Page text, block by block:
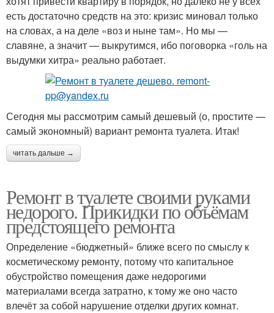
есть достаточно средств на это: кризис миновал только
на словах, а на деле «воз и ныне там». Но мы —
славяне, а значит — выкрутимся, ибо поговорка «голь на
выдумки хитра» реально работает.
Сегодня мы рассмотрим самый дешевый (о, простите —
самый экономный) вариант ремонта туалета. Итак!
читать дальше →
Ремонт в туалете своими руками
недорого. Прикидки по объёмам
предстоящего ремонта
Определение «бюджетный» ближе всего по смыслу к
косметическому ремонту, потому что капитальное
обустройство помещения даже недорогими
материалами всегда затратно, к тому же оно часто
влечёт за собой нарушение отделки других комнат.